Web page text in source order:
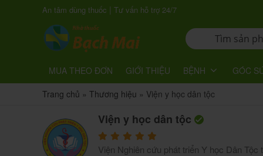
An tâm dùng thuốc | Tư vấn hỗ trợ 24/7
MUA THEO ĐƠN GIỚI THIỆU BỆNH GÓC
Trang chủ » Thương hiệu » Viện y học dân tộc
Viện y học dân tộc
Viện Nghiên cứu phát triển Y học Dân